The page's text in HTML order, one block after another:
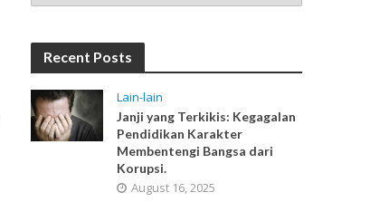
Recent Posts
Lain-lain
Janji yang Terkikis: Kegagalan
Pendidikan Karakter
Membentengi Bangsa dari
Korupsi.
August 16, 2025